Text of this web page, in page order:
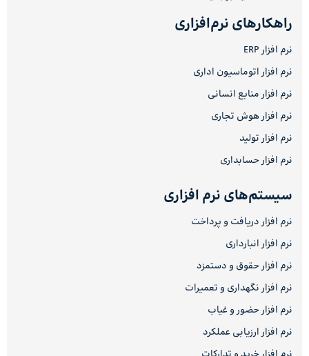
راهکارهای نرم‌افزاری
نرم افزار ERP
نرم افزار اتوماسیون اداری
نرم افزار منابع انسانی
نرم افزار هوش تجاری
نرم افزار تولید
نرم افزار حسابداری
سیستم‌های نرم افزاری
نرم افزار دریافت و پرداخت
نرم افزار انبارداری
نرم افزار حقوق و دستمزد
نرم افزار نگهداری و تعمیرات
نرم افزار حضور و غیاب
نرم افزار ارزیابی عملکرد